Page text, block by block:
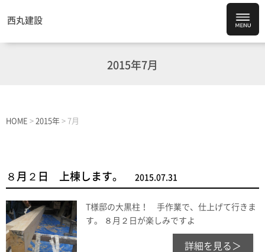
西丸建設
2015年7月
HOME > 2015年 > 7月
８月２日 上棟します。 2015.07.31
T様邸の大黒柱！ 手作業で、仕上げて行きま
す。 ８月２日が楽しみですよ
詳細を見る＞